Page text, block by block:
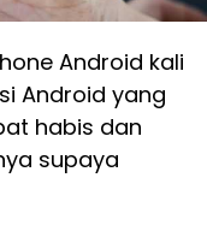
Android kali
Android yang
habis dan
supaya